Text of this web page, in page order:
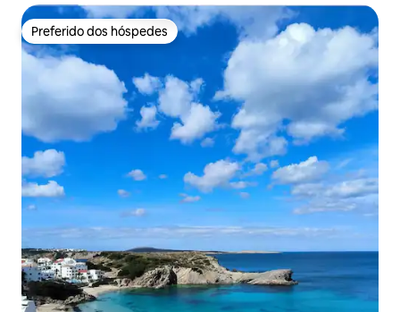
Preferido dos hóspedes
Preferido dos hóspedes